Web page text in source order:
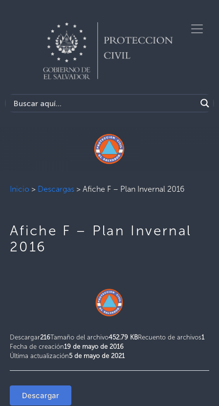
Inicio > Descargas > Afiche F – Plan Invernal 2016
Afiche F – Plan Invernal
2016
Descargar216Tamaño del archivo452.79 KBRecuento de archivos1
Fecha de creación19 de mayo de 2016
Última actualización5 de mayo de 2021
Descargar